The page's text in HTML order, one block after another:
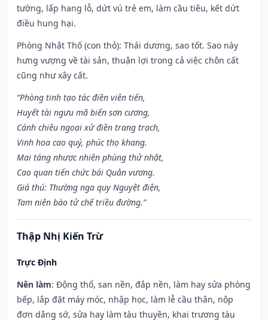
tường, lấp hang lỗ, dứt vú trẻ em, làm cầu tiêu, kết dứt
điều hung hại.
Phòng Nhật Thố (con thỏ): Thái dương, sao tốt. Sao này
hưng vượng về tài sản, thuận lợi trong cả việc chôn cất
cũng như xây cất.
“Phòng tinh tạo tác điền viên tiến,
Huyết tài ngưu mã biến sơn cương,
Cánh chiêu ngoại xứ điền trang trạch,
Vinh hoa cao quý, phúc thọ khang.
Mai táng nhược nhiên phùng thử nhật,
Cao quan tiến chức bái Quân vương.
Giá thú: Thường nga quy Nguyệt điện,
Tam niên bào tử chế triều đường.”
Thập Nhị Kiến Trừ
Trực Định
Nên làm: Động thổ, san nền, đắp nền, làm hay sửa phòng
bếp, lắp đặt máy móc, nhập học, làm lễ cầu thân, nộp
đơn dâng sớ, sửa hay làm tàu thuyền, khai trương tàu